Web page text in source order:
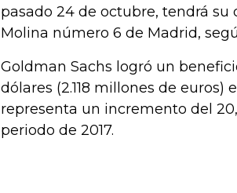
pasado 24 de octubre, tendrá
Molina número 6 de Madrid,
Goldman Sachs logró un
dólares (2.118 millones de
representa un incremento del
periodo de 2017.